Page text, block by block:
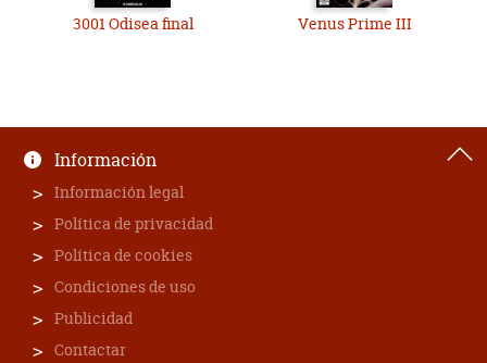
3001 Odisea final Venus Prime III
Información
Información legal
Política de privacidad
Política de cookies
Condiciones de uso
Publicidad
Contactar